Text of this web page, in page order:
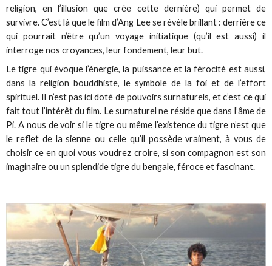
religion, en l’illusion que crée cette dernière) qui permet de
survivre. C’est là que le film d’Ang Lee se révèle brillant : derrière ce
qui pourrait n’être qu’un voyage initiatique (qu’il est aussi) il
interroge nos croyances, leur fondement, leur but.
Le tigre qui évoque l’énergie, la puissance et la férocité est aussi,
dans la religion bouddhiste, le symbole de la foi et de l’effort
spirituel. Il n’est pas ici doté de pouvoirs surnaturels, et c’est ce qui
fait tout l’intérêt du film. Le surnaturel ne réside que dans l’âme de
Pi. A nous de voir si le tigre ou même l’existence du tigre n’est que
le reflet de la sienne ou celle qu’il possède vraiment, à vous de
choisir ce en quoi vous voudrez croire, si son compagnon est son
imaginaire ou un splendide tigre du bengale, féroce et fascinant.